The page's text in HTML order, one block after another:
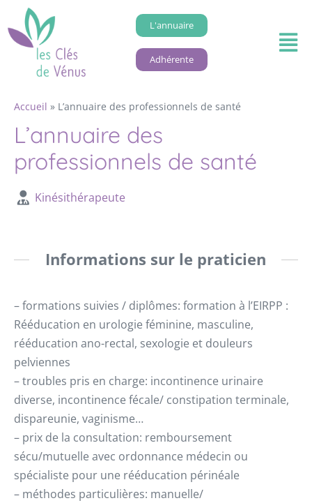
L'annuaire
Adhérente
Accueil » L’annuaire des professionnels de santé
L’annuaire des
professionnels de santé
Kinésithérapeute
Informations sur le praticien
– formations suivies / diplômes: formation à l’EIRPP :
Rééducation en urologie féminine, masculine,
rééducation ano-rectal, sexologie et douleurs
pelviennes
– troubles pris en charge: incontinence urinaire
diverse, incontinence fécale/ constipation terminale,
dispareunie, vaginisme…
– prix de la consultation: remboursement
sécu/mutuelle avec ordonnance médecin ou
spécialiste pour une rééducation périnéale
– méthodes particulières: manuelle/